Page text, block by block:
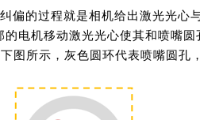
的过程就是相机给出激光光心
的电机移动激光光心使其和喷嘴
图所示，灰色圆环代表喷嘴圆孔